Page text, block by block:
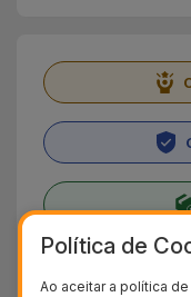
Capa iPhone
Política de
Ao aceitar a política